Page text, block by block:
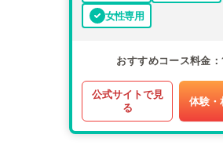
女性専用
おすすめコース料金
公式サイトで見
る
体験・